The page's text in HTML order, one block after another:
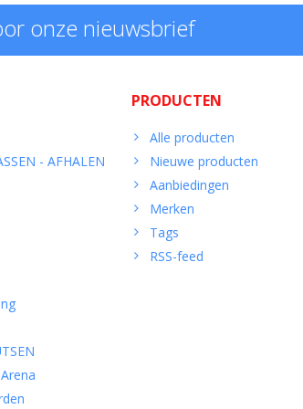
onze nieuwsbrief
- AFHALEN
PRODUCTEN
Alle producten
Nieuwe producten
Aanbiedingen
Merken
Tags
RSS-feed